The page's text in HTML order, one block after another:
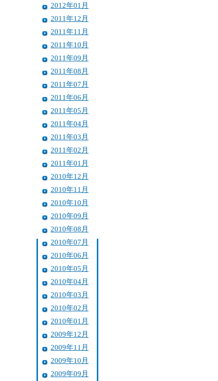
2012年01月
2011年12月
2011年11月
2011年10月
2011年09月
2011年08月
2011年07月
2011年06月
2011年05月
2011年04月
2011年03月
2011年02月
2011年01月
2010年12月
2010年11月
2010年10月
2010年09月
2010年08月
2010年07月
2010年06月
2010年05月
2010年04月
2010年03月
2010年02月
2010年01月
2009年12月
2009年11月
2009年10月
2009年09月